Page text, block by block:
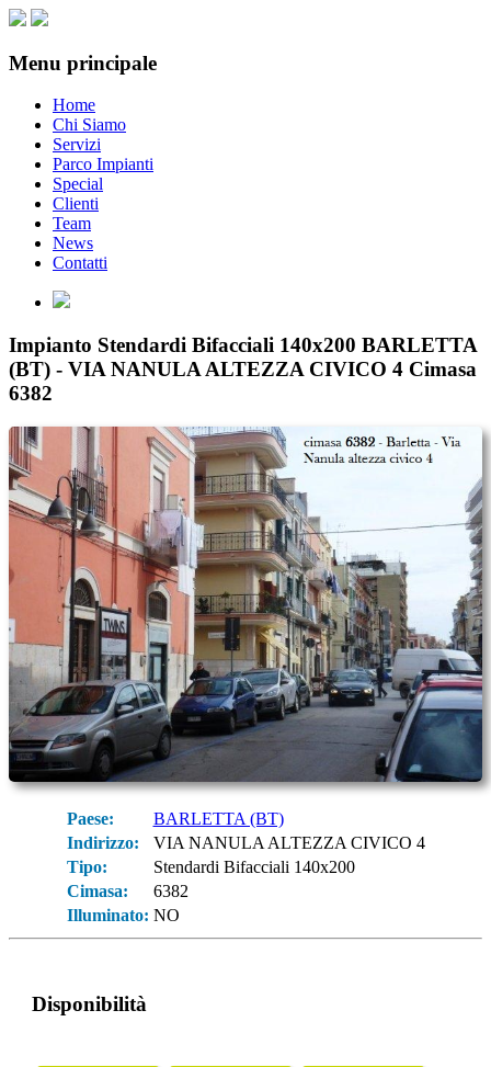
Menu principale
Home
Chi Siamo
Servizi
Parco Impianti
Special
Clienti
Team
News
Contatti
Impianto Stendardi Bifacciali 140x200 BARLETTA
(BT) - VIA NANULA ALTEZZA CIVICO 4 Cimasa
6382
Paese:
BARLETTA (BT)
Indirizzo:
VIA NANULA ALTEZZA CIVICO 4
Tipo:
Stendardi Bifacciali 140x200
Cimasa:
6382
Illuminato: NO
Disponibilità